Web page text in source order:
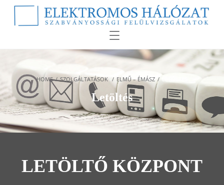
HOME / SZOLGÁLTATÁSOK / ELMŰ – ÉMÁSZ /
Letöltés
LETÖLTŐ KÖZPONT